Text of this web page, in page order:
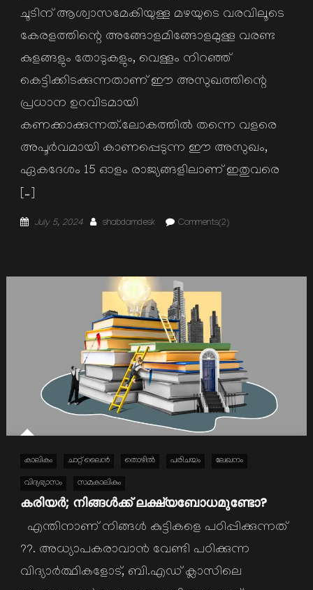
ചൂടിന് ആശ്വാസമേകിയുള്ള മഴയുടെ വരവിലൂടെ
കേരളത്തിന്റെ അങ്ങോളമിങ്ങോളമുള്ള വരണ്ട
കുളങ്ങളും തോടുകളും, വെള്ളം നിറഞ്ഞ്
കെട്ടിക്കിടക്കുന്നതാണ് ഈ അസുഖത്തിന്റെ
പ്രധാന ഉറവിടമായി
കണക്കാക്കുന്നത്.ലോകത്തിൽ തന്നെ വളരെ
അപൂർവമായി കാണപ്പെടുന്ന ഈ അസുഖം,
ഏകദേശം 15 ഓളം രാജ്യങ്ങളിലാണ് ഇതുവരെ
[…]
Posted
July 5, 2024 Author
shabdamdesk Comments(2)
കാലികം ചാറ്റ് ലൈൻ തൊഴില്‍ പരിചയം ലേഖനം
വിദ്യഭ്യാസം സമകാലികം
കരിയര്‍; നിങ്ങള്‍ക്ക് ലക്ഷ്യബോധമുണ്ടോ?
എന്തിനാണ് നിങ്ങള്‍ കുട്ടികളെ പഠിപ്പിക്കുന്നത്
??. അധ്യാപകരാവാന്‍ വേണ്ടി പഠിക്കുന്ന
വിദ്യാര്‍ത്ഥികളോട്, ബി.എഡ് ക്ലാസിലെ